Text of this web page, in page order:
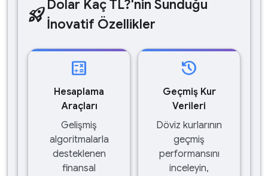
rocket_launchDolar Kaç TL?'nin Sunduğu
İnovatif Özellikler
calculate
Hesaplama
Araçları
Gelişmiş
algoritmalarla
desteklenen
finansal
history
Geçmiş Kur
Verileri
Döviz kurlarının
geçmiş
performansını
inceleyin,